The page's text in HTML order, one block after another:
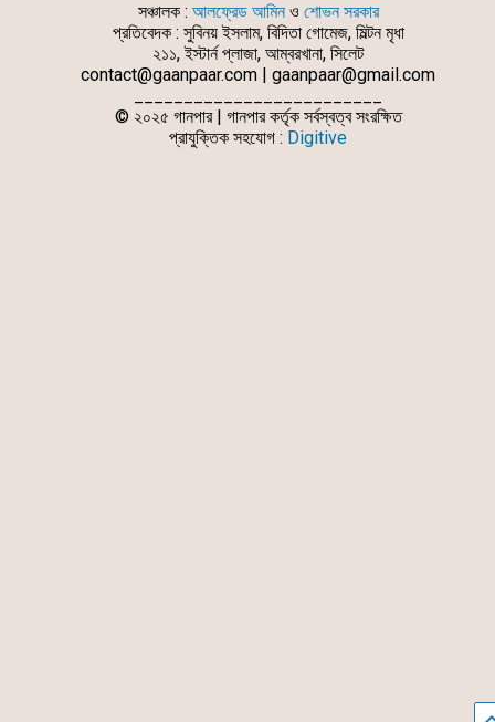
সঞ্চালক : আলফ্রেড আমিনও শোভন সরকার
প্রতিবেদক : সুবিনয় ইসলাম, বিদিতা গোমেজ, মিল্টন মৃধা
২১১, ইস্টার্ন প্লাজা, আম্বরখানা, সিলেট
contact@gaanpaar.com | gaanpaar@gmail.com
© ২০২৫ গানপার | গানপার কর্তৃক সর্বস্বত্ব সংরক্ষিত
প্রাযুক্তিক সহযোগ : Digitive